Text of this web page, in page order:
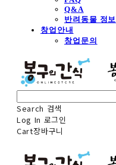
Q&A
반려동물 정보
창업안내
창업문의
Search 검색
Log In 로그인
Cart장바구니